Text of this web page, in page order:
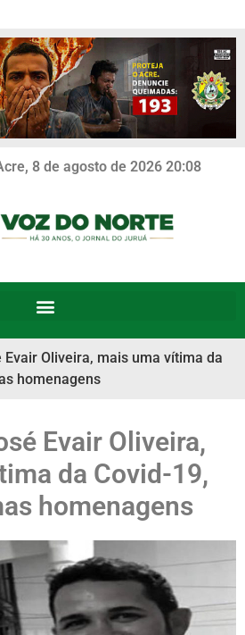
8 de agosto de 2026 20:08
Oliveira, mais uma vítima da
homenagens
Evair Oliveira,
da Covid-19,
homenagens